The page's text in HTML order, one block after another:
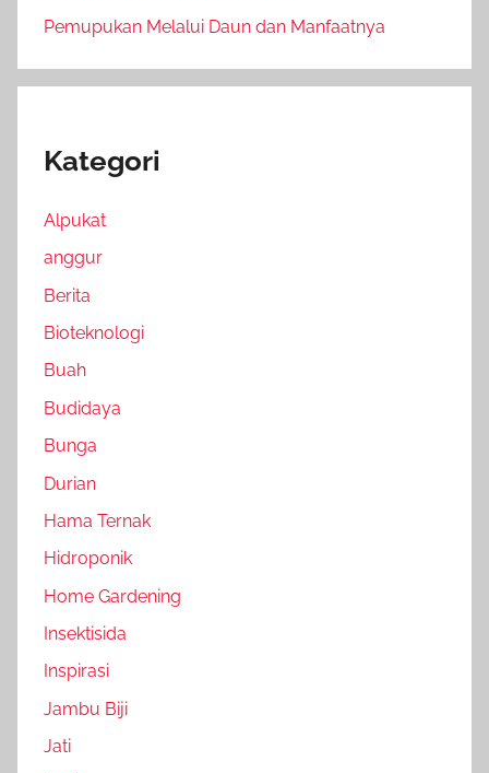
Pemupukan Melalui Daun dan Manfaatnya
Kategori
Alpukat
anggur
Berita
Bioteknologi
Buah
Budidaya
Bunga
Durian
Hama Ternak
Hidroponik
Home Gardening
Insektisida
Inspirasi
Jambu Biji
Jati